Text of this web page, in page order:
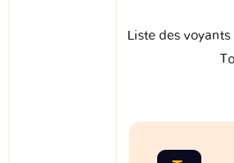
Liste des